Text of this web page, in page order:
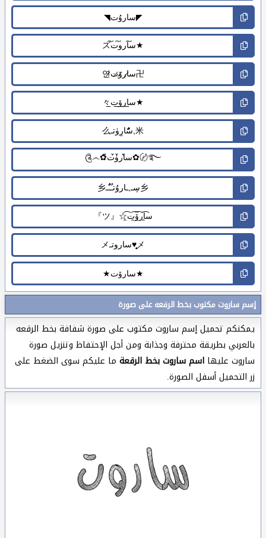
إسم ساروت مكتوب بخط الرقعه على صورة
يمكنكم تحميل إسم ساروت مكتوب على صورة شفافة بخط الرقعه
بالعربي بطريقة محترفة وجذابة ومن أجل الإحتفاظ وتنزيل صورة
ساروت عليها اسم ساروت بخط الرقعة ما عليكم سوى الضغط على
زر التحميل أسفل الصورة.